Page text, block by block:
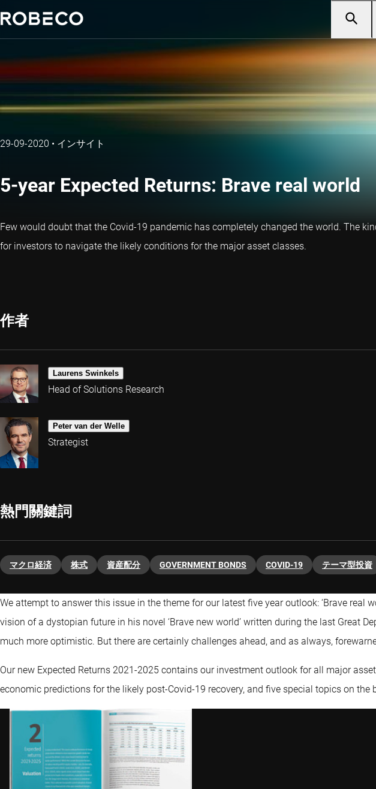
29-09-2020 • インサイト
5-year Expected Returns: Brave real world
Few would doubt that the Covid-19 pandemic has completely changed the world. The
for investors to navigate the likely conditions for the major asset classes.
作者
Laurens Swinkels
Head of Solutions Research
Peter van der Welle
Strategist
熱門關鍵詞
マクロ経済 株式 資産配分 GOVERNMENT BONDS COVID-19 テーマ型投資
We attempt to answer this issue in the theme for our latest five year outlook: ‘Brave real
vision of a dystopian future in his novel ‘Brave new world’ written during the last Great
much more optimistic. But there are certainly challenges ahead, and as always,
Our new Expected Returns 2021-2025 contains our investment outlook for all major
economic predictions for the likely post-Covid-19 recovery, and five special topics on the